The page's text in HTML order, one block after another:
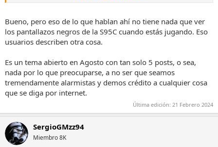
Bueno, pero eso de lo que hablan ahí no tiene nada que ver
los pantallazos negros de la S95C cuando estás jugando. Eso
usuarios describen otra cosa.
Es un tema abierto en Agosto con tan solo 5 posts, o sea,
nada por lo que preocuparse, a no ser que seamos
tremendamente alarmistas y demos crédito a cualquier cosa
que se diga por internet.
Última edición: 21 Febrero 2024
SergioGMzz94
Miembro 8K